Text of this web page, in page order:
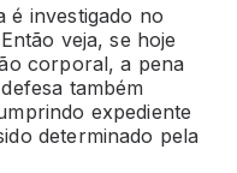
é investigado no
veja, se hoje
corporal, a pena
também
expediente
determinado pela